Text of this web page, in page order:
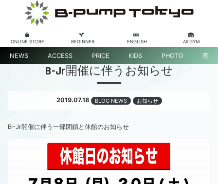
ONLINE STORE BEGINNER ENGLISH All GYM
NEWS ACCESS PRICE KIDS PHOTO
B-Jr開催に伴うお知らせ
2019.07.18 BLOG NEWS お知らせ
B−Jr開催に伴う一部閉鎖と休館のお知らせ